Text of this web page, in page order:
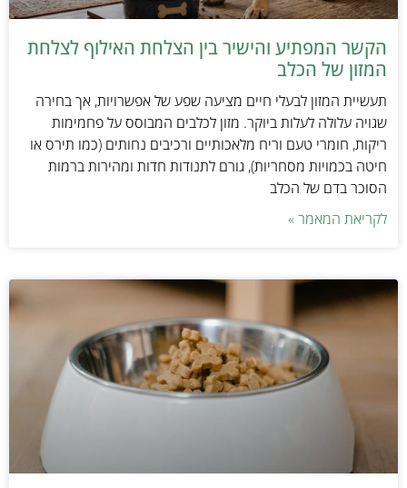
הקשר המפתיע והישיר בין הצלחת האילוף לצלחת
המזון של הכלב
תעשיית המזון לבעלי חיים מציעה שפע של אפשרויות, אך בחירה
שגויה עלולה לעלות ביוקר. מזון לכלבים המבוסס על פחמימות
ריקות, חומרי טעם וריח מלאכותיים ורכיבים נחותים (כמו תירס או
חיטה בכמויות מסחריות), גורם לתנודות חדות ומהירות ברמות
הסוכר בדם של הכלב
לקריאת המאמר »